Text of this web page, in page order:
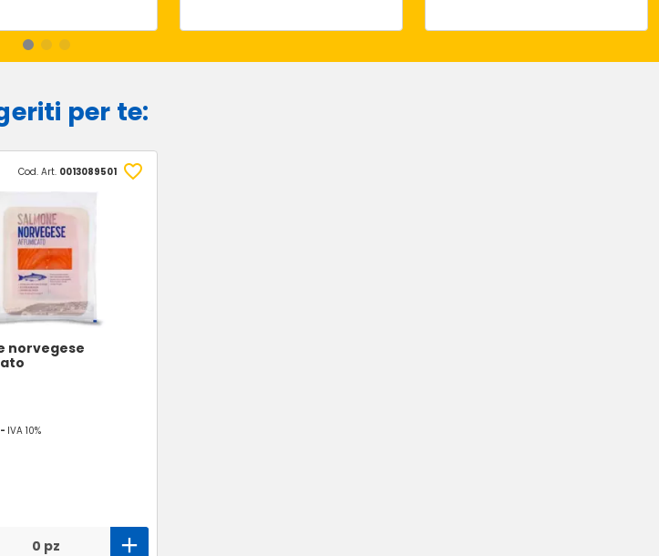
per te:
Cod. Art. 0013089501
norvegese
IVA 10%
0 pz